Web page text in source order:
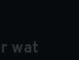
wat